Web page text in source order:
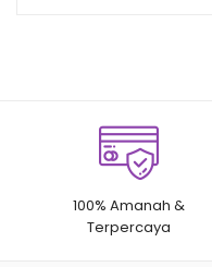
100% Amanah &
Terpercaya